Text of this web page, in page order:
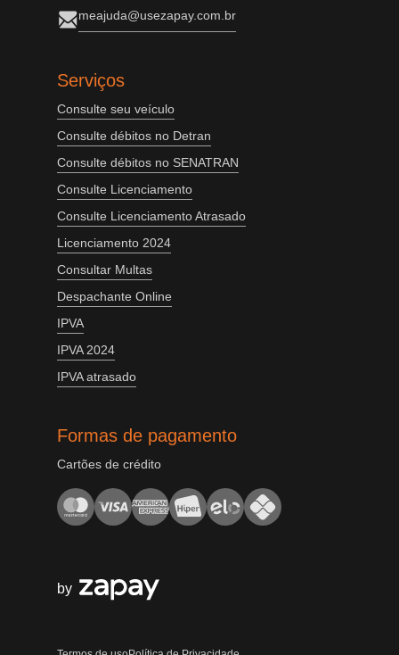
meajuda@usezapay.com.br
Serviços
Consulte seu veículo
Consulte débitos no Detran
Consulte débitos no SENATRAN
Consulte Licenciamento
Consulte Licenciamento Atrasado
Licenciamento 2024
Consultar Multas
Despachante Online
IPVA
IPVA 2024
IPVA atrasado
Formas de pagamento
Cartões de crédito
by